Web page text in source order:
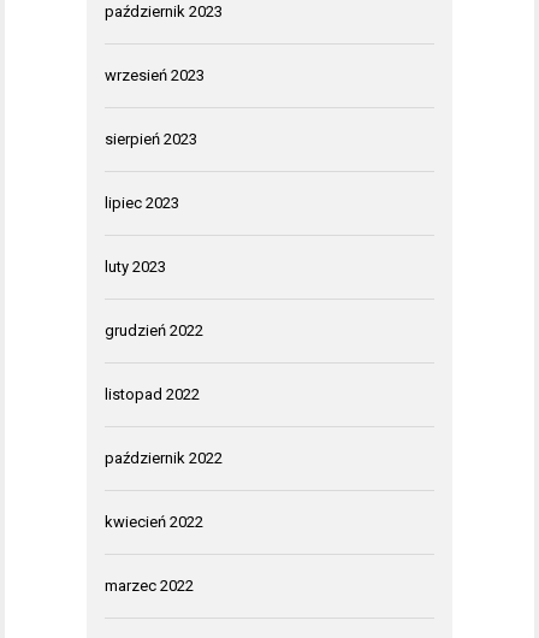
październik 2023
wrzesień 2023
sierpień 2023
lipiec 2023
luty 2023
grudzień 2022
listopad 2022
październik 2022
kwiecień 2022
marzec 2022